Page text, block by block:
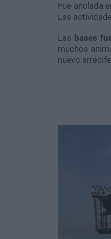
Fue anclada
Las
Las bases
muchos
nuevo